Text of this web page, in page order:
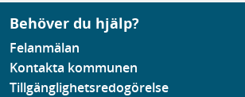
Behöver du hjälp?
Felanmälan
Kontakta kommunen
Tillgänglighetsredogörelse